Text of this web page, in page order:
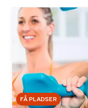
FÅ PLADSER